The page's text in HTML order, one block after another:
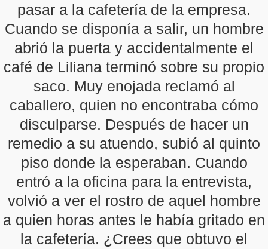
pasar a la cafetería de la empresa.
Cuando se disponía a salir, un hombre
abrió la puerta y accidentalmente el
café de Liliana terminó sobre su propio
saco. Muy enojada reclamó al
caballero, quien no encontraba cómo
disculparse. Después de hacer un
remedio a su atuendo, subió al quinto
piso donde la esperaban. Cuando
entró a la oficina para la entrevista,
volvió a ver el rostro de aquel hombre
a quien horas antes le había gritado en
la cafetería. ¿Crees que obtuvo el